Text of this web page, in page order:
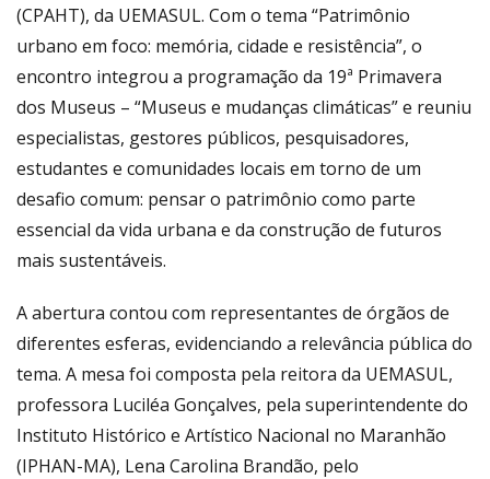
(CPAHT), da UEMASUL. Com o tema “Patrimônio
urbano em foco: memória, cidade e resistência”, o
encontro integrou a programação da 19ª Primavera
dos Museus – “Museus e mudanças climáticas” e reuniu
especialistas, gestores públicos, pesquisadores,
estudantes e comunidades locais em torno de um
desafio comum: pensar o patrimônio como parte
essencial da vida urbana e da construção de futuros
mais sustentáveis.
A abertura contou com representantes de órgãos de
diferentes esferas, evidenciando a relevância pública do
tema. A mesa foi composta pela reitora da UEMASUL,
professora Luciléa Gonçalves, pela superintendente do
Instituto Histórico e Artístico Nacional no Maranhão
(IPHAN-MA), Lena Carolina Brandão, pelo